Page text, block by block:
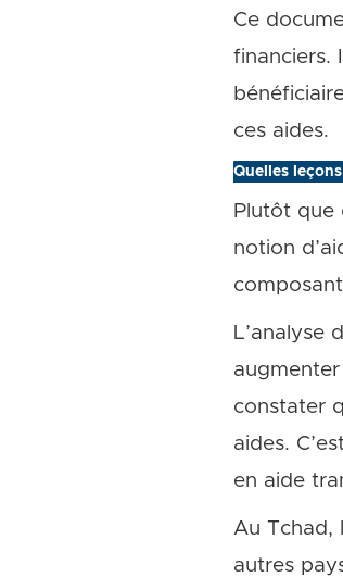
Ce
financiers.
ces aides.
Quelles
Plutôt que
notion
L’analyse
constater
aides.
en aide
Au Tchad,
autres